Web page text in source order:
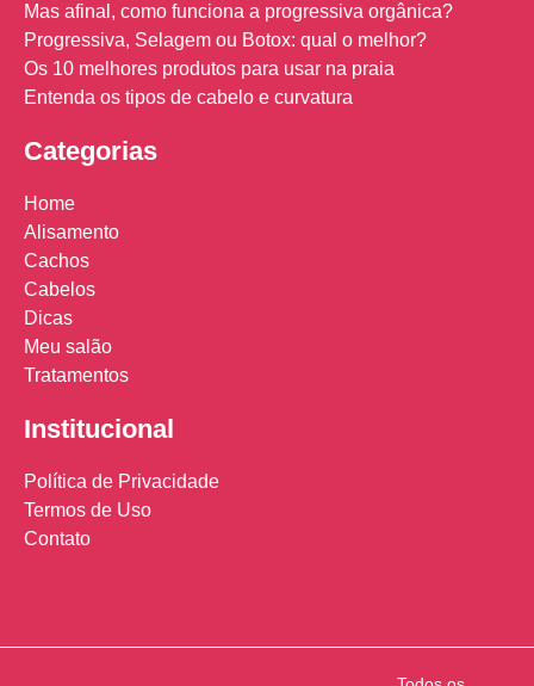
Mas afinal, como funciona a progressiva orgânica?
Progressiva, Selagem ou Botox: qual o melhor?
Os 10 melhores produtos para usar na praia
Entenda os tipos de cabelo e curvatura
Categorias
Home
Alisamento
Cachos
Cabelos
Dicas
Meu salão
Tratamentos
Institucional
Política de Privacidade
Termos de Uso
Contato